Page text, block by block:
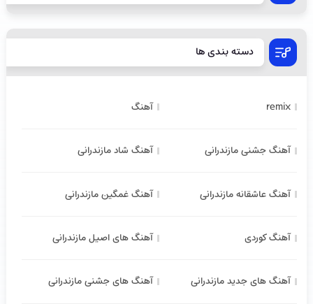
دسته بندی ها
remix آهنگ
آهنگ جشنی مازندرانی آهنگ شاد مازندرانی
آهنگ عاشقانه مازندرانی آهنگ غمگین مازندرانی
آهنگ کوردی آهنگ های اصیل مازندرانی
آهنگ های جدید مازندرانی آهنگ های جشنی مازندرانی